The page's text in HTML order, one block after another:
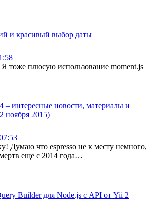
и красивый выбор даты
тоже плюсую использование moment.js
– интересные новости, материалы и
ноября 2015)
Думаю что espresso не к месту немного,
еще с 2014 года…
Builder для Node.js с API от Yii 2